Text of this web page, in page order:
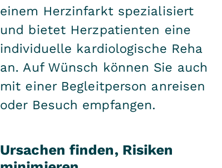
einem Herzinfarkt spezialisiert
und bietet Herzpatienten eine
individuelle kardiologische Reha
an. Auf Wünsch können Sie auch
mit einer Begleitperson anreisen
oder Besuch empfangen.
Ursachen finden, Risiken